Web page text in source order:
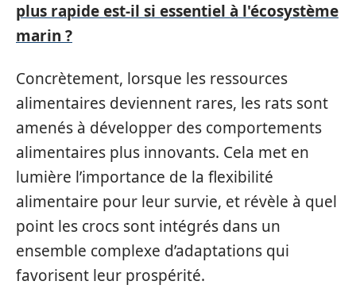
plus rapide est-il si essentiel à l'écosystème
marin ?
Concrètement, lorsque les ressources
alimentaires deviennent rares, les rats sont
amenés à développer des comportements
alimentaires plus innovants. Cela met en
lumière l’importance de la flexibilité
alimentaire pour leur survie, et révèle à quel
point les crocs sont intégrés dans un
ensemble complexe d’adaptations qui
favorisent leur prospérité.